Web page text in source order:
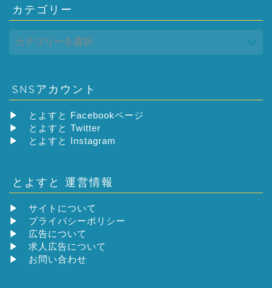
カテゴリー
SNSアカウント
▶
とよすと Facebookページ
▶
とよすと Twitter
▶
とよすと Instagram
とよすと 運営情報
▶ サイトについて
▶ プライバシーポリシー
▶ 広告について
▶ 求人広告について
▶ お問い合わせ